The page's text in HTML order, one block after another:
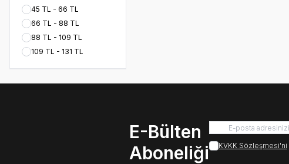
45 TL - 66 TL
66 TL - 88 TL
88 TL - 109 TL
109 TL - 131 TL
E-Bülten
Aboneliği
KVKK Sözleşmesi'ni